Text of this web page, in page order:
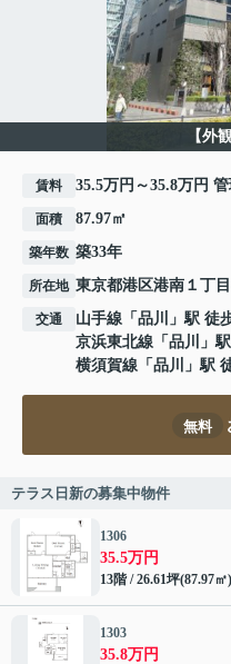
【外
賃料 35.5万円～35.8万円
面積 87.97㎡
築年数 築33年
所在地 東京都港区港南 １丁
交通 山手線 「 品川
」駅 徒
京浜東北線 「 品川
」
横須賀線 「 品川 」駅
無料
テラス日新の募集中物件
1306
35.5万円
13階 / 26.61坪(87.97㎡)
1303
35.8万円